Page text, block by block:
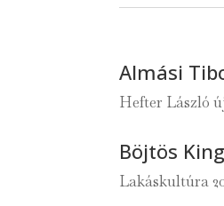
Almási
Hefter László
Böjtös
Lakáskultúra